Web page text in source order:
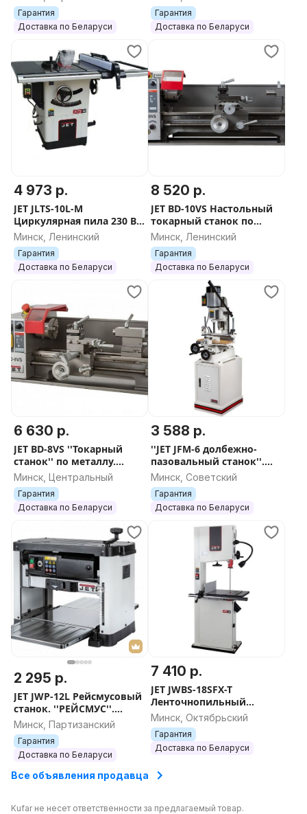
станок'', JET сверлильный
санок, дже
Гарантия
Доставка по Беларуси
Гарантия
Доставка по Беларуси
4 973 р.
JET JLTS-10L-M
Циркулярная пила 230 В
Артикул: JR007. ''ПИЛА''.
Станки. ''Циркулярка''.
Оборудова
Минск, Ленинский
Гарантия
Доставка по Беларуси
8 520 р.
JET BD-10VS Настольный
токарный станок по
металлу Артикул:
50000912M. ''Токарный
станок по металлу''
Минск, Ленинский
Гарантия
Доставка по Беларуси
6 630 р.
JET BD-8VS ''Токарный
станок'' по металлу.
''СТАНО
Минск, Центральный
Гарантия
Доставка по Беларуси
3 588 р.
''JET JFM-6 долбежно-
пазовальный станок''.
Долбежные станки в
Минске. ''JET''. Станок в
Минске. ''С
Минск, Советский
Гарантия
Доставка по Беларуси
2 295 р.
JET JWP-12L Рейсмусовый
станок. ''РЕЙСМУС''.
Станки в Минске.
Рейсмусование. ''JET''
Артикул: 100008
Минск, Партизанский
Гарантия
Доставка по Беларуси
7 410 р.
JET JWBS-18SFX-T
Ленточнопильный
станок 400В Артикул:
JR006. ''JET JWBS-18SFX-T''.
Пила по дереву. J
Минск, Октябрьский
Гарантия
Доставка по Беларуси
Все объявления продавца
Kufar не несет ответственности за предлагаемый товар.